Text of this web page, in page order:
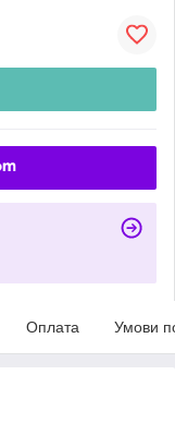
Оплата Умови